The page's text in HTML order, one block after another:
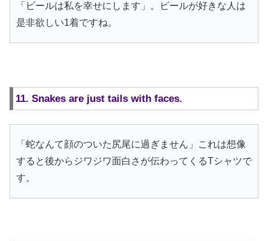
「ビールは私を幸せにします」。ビールが好きな人は
是非欲しい1着ですね。
11. Snakes are just tails with faces.
「蛇なんて顔のついた尻尾に過ぎません」これは想像
すると後からジワジワ面白さが伝わってくるTシャツで
す。